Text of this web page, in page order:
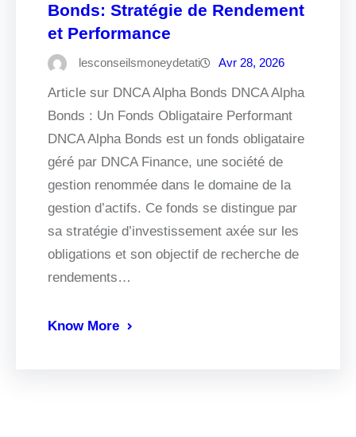
Bonds: Stratégie de Rendement
et Performance
lesconseilsmoneydetati Avr 28, 2026
Article sur DNCA Alpha Bonds DNCA Alpha
Bonds : Un Fonds Obligataire Performant
DNCA Alpha Bonds est un fonds obligataire
géré par DNCA Finance, une société de
gestion renommée dans le domaine de la
gestion d’actifs. Ce fonds se distingue par
sa stratégie d’investissement axée sur les
obligations et son objectif de recherche de
rendements…
Know More